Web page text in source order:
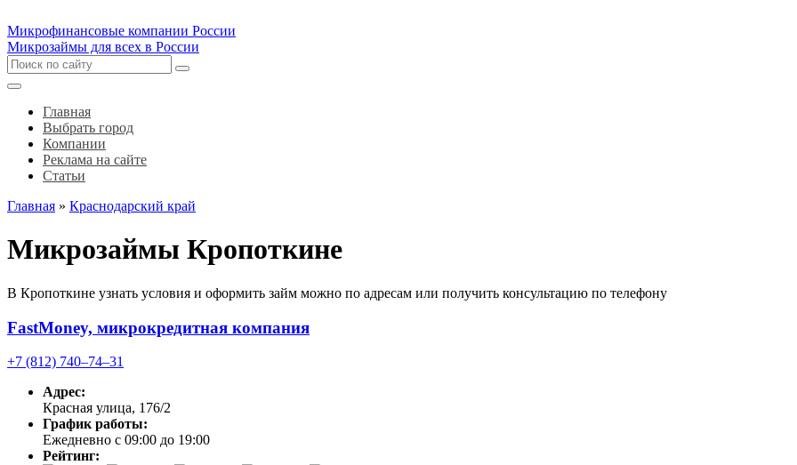
Микрофинансовые компании России
Микрозаймы для всех в России
Главная
Выбрать город
Компании
Реклама на сайте
Статьи
Главная » Краснодарский край
Микрозаймы Кропоткине
В Кропоткине узнать условия и оформить займ можно по адресам или получить консультацию по телефону
FastMoney, микрокредитная компания
+7 (812) 740‒74‒31
Адрес:
Красная улица, 176/2
График работы:
Ежедневно с 09:00 до 19:00
Рейтинг: